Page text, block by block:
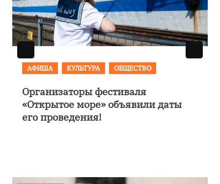
АФИША
В Калининграде пройдет
фестиваль искусств «Зимние
каникулы на Балтике»